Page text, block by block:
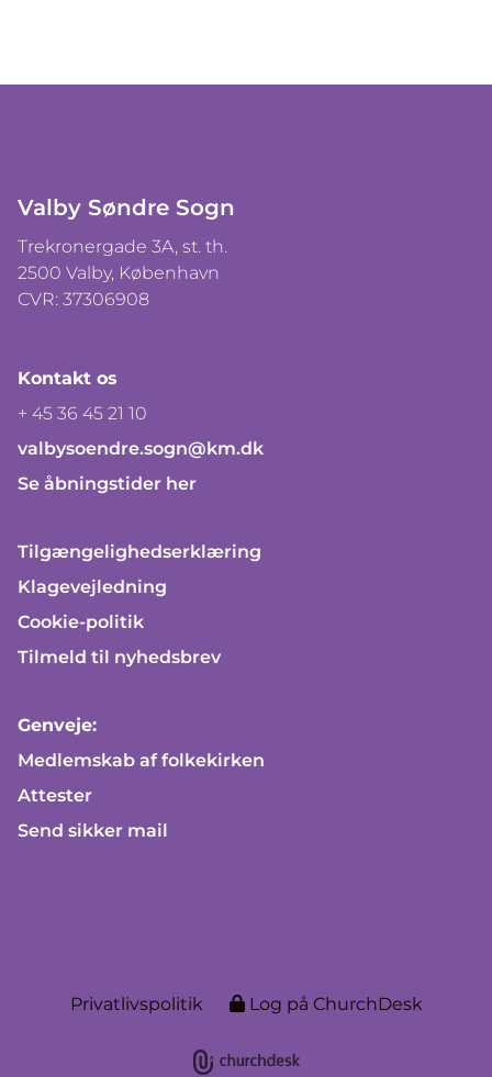
Valby Søndre Sogn
Trekronergade 3A, st. th.
2500 Valby, København
CVR: 37306908
Kontakt os
+ 45 36 45 21 10
valbysoendre.sogn@km.dk
Se åbningstider her
Tilgængelighedserklæring
Klagevejledning
Cookie-politik
Tilmeld til nyhedsbrev
Genveje:
Medlemskab af folkekirken
Attester
Send sikker mail
Privatlivspolitik Log på ChurchDesk